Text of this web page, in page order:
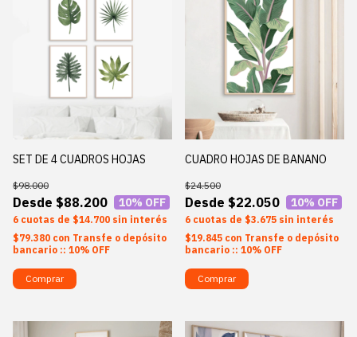
SET DE 4 CUADROS HOJAS
$88.200
$98.000
10% OFF
6 $14.700 sin interés
$79.380 con Transfe o depósito
bancario :: 10% OFF
Comprar
CUADRO HOJAS DE BANANO
$22.050
$24.500
10% OFF
6 $3.675 sin interés
$19.845 con Transfe o depósito
bancario :: 10% OFF
Comprar